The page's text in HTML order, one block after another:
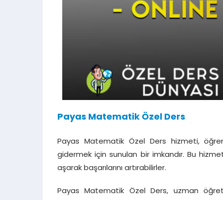
Payas Matematik Özel Ders
Payas Matematik Özel Ders hizmeti,
gidermek için sunulan bir imkandır. Bu
aşarak başarılarını artırabilirler.
Payas Matematik Özel Ders, uzman